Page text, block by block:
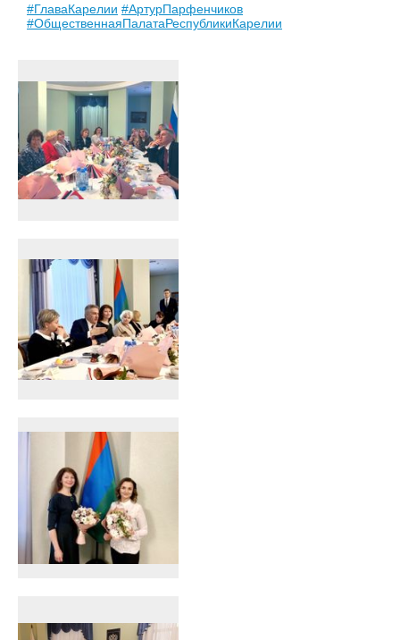
#ГлаваКарелии #АртурПарфенчиков
#ОбщественнаяПалатаРеспубликиКарелии